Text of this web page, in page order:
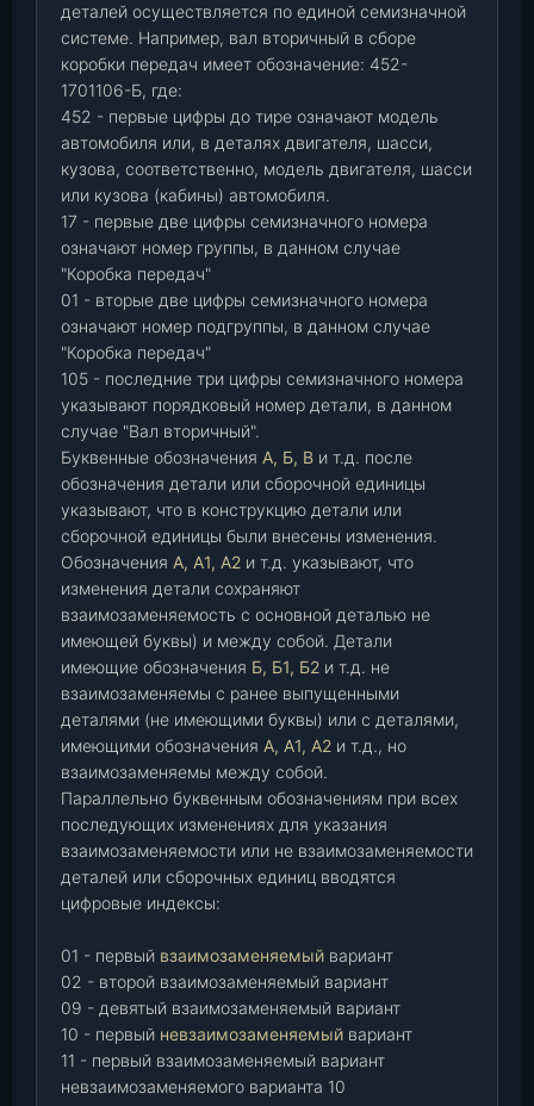
деталей осуществляется по единой семизначной
системе. Например, вал вторичный в сборе
коробки передач имеет обозначение: 452-
1701106-Б, где:
452 - первые цифры до тире означают модель
автомобиля или, в деталях двигателя, шасси,
кузова, соответственно, модель двигателя, шасси
или кузова (кабины) автомобиля.
17 - первые две цифры семизначного номера
означают номер группы, в данном случае
"Коробка передач"
01 - вторые две цифры семизначного номера
означают номер подгруппы, в данном случае
"Коробка передач"
105 - последние три цифры семизначного номера
указывают порядковый номер детали, в данном
случае "Вал вторичный".
Буквенные обозначения А, Б, В и т.д. после
обозначения детали или сборочной единицы
указывают, что в конструкцию детали или
сборочной единицы были внесены изменения.
Обозначения А, А1, А2 и т.д. указывают, что
изменения детали сохраняют
взаимозаменяемость с основной деталью не
имеющей буквы) и между собой. Детали
имеющие обозначения Б, Б1, Б2 и т.д. не
взаимозаменяемы с ранее выпущенными
деталями (не имеющими буквы) или с деталями,
имеющими обозначения А, А1, А2 и т.д., но
взаимозаменяемы между собой.
Параллельно буквенным обозначениям при всех
последующих изменениях для указания
взаимозаменяемости или не взаимозаменяемости
деталей или сборочных единиц вводятся
цифровые индексы:
01 - первый взаимозаменяемый вариант
02 - второй взаимозаменяемый вариант
09 - девятый взаимозаменяемый вариант
10 - первый невзаимозаменяемый вариант
11 - первый взаимозаменяемый вариант
невзаимозаменяемого варианта 10